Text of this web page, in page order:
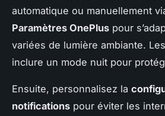
automatique ou manuellement
Paramètres OnePlus pour
variées de lumière ambiante.
inclure un mode nuit pour
Ensuite, personnalisez la
notifications pour éviter les